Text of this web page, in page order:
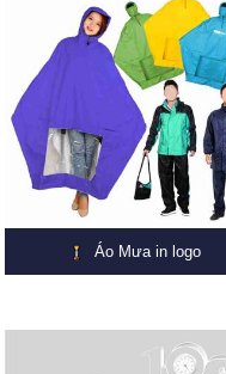
Áo Mưa in logo